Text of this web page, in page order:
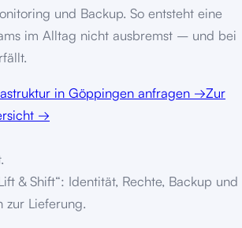
und Backup. So entsteht eine
im Alltag nicht ausbremst – und bei
in Göppingen anfragen →Zur
→
& Shift“: Identität, Rechte, Backup und
zur Lieferung.